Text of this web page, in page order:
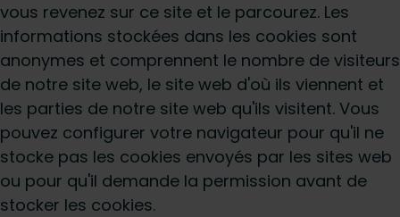
vous revenez sur ce site et le parcourez. Les
informations stockées dans les cookies sont
anonymes et comprennent le nombre de visiteurs
de notre site web, le site web d'où ils viennent et
les parties de notre site web qu'ils visitent. Vous
pouvez configurer votre navigateur pour qu'il ne
stocke pas les cookies envoyés par les sites web
ou pour qu'il demande la permission avant de
stocker les cookies.